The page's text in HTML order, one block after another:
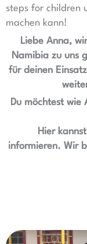
steps for children
machen kann!
Liebe Anna,
Namibia zu uns
für deinen
Du möchtest wie
Hier
informieren. Wir